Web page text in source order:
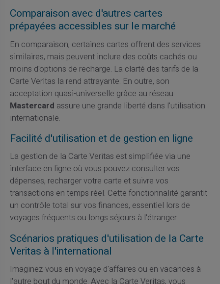
Comparaison avec d'autres cartes
prépayées accessibles sur le marché
En comparaison, certaines cartes offrent des services
similaires, mais peuvent inclure des coûts cachés ou
moins d'options de recharge. La clarté des tarifs de la
Carte Veritas la rend attrayante. En outre, son
acceptation quasi-universelle grâce au réseau
Mastercard assure une grande liberté dans l'utilisation
internationale.
Facilité d'utilisation et de gestion en ligne
La gestion de la Carte Veritas est simplifiée via une
interface en ligne où vous pouvez consulter vos
dépenses, recharger votre carte et suivre vos
transactions en temps réel. Cette fonctionnalité garantit
un contrôle total sur vos finances, essentiel lors de
voyages fréquents ou longs séjours à l'étranger.
Scénarios pratiques d'utilisation de la Carte
Veritas à l'international
Imaginez-vous en voyage d'affaires ou en vacances à
l'autre bout du monde. Avec la Carte Veritas, vous